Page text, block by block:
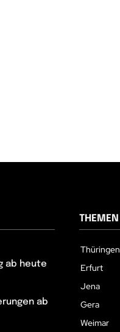
ab heute
ab
THEMEN
Thüringen
Erfurt
Jena
Gera
Weimar